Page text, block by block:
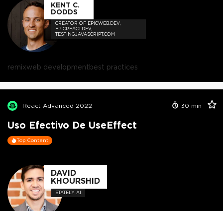
KENT C.
DODDS
CREATOR OF EPICWEB.DEV,
EPICREACT.DEV,
TESTINGJAVASCRIPT.COM
remixweb developmentbest practices
React Advanced 2022 30 min
Uso Efectivo De UseEffect
Top Content
DAVID
KHOURSHID
STATELY AI